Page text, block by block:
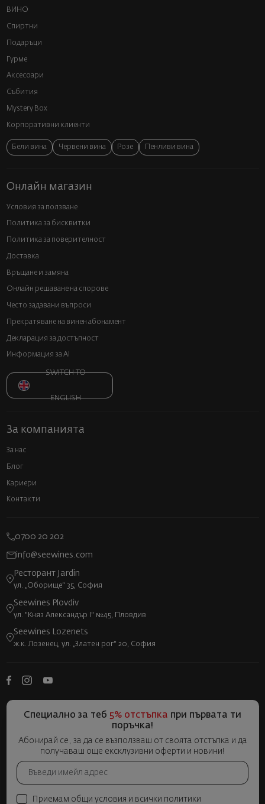
ВИНО
Спиртни
Подаръци
Гурме
Аксесоари
Събития
Mystery Box
Корпоративни клиенти
Бели вина Червени вина Розе Пенливи вина
Онлайн магазин
Условия за ползване
Политика за бисквитки
Политика за поверителност
Доставка
Връщане и замяна
Онлайн решаване на спорове
Често задавани въпроси
Прекратяване на винен абонамент
Декларация за достъпност
Информация за AI
SWITCH TO
ENGLISH
За компанията
За нас
Блог
Кариери
Контакти
0700 20 202
info@seewines.com
Ресторант Jardin
ул. „Оборище“ 35, София
Seewines Plovdiv
ул. "Княз Александър I" №45, Пловдив
Seewines Lozenets
ж.к. Лозенец, ул. „Златен рог“ 20, София
Специално за теб 5% отстъпка при първата ти
поръчка!
Абонирай се, за да се възползваш от своята отстъпка и да
получаваш още ексклузивни оферти и новини!
Приемам общи условия и всички политики